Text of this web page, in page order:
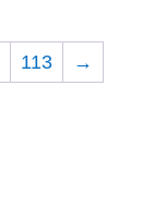
113 →